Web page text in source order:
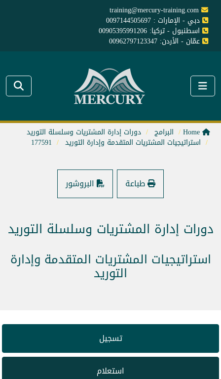
training@mercury-training.com
دبي - الإمارات : 0097144505697
اسطنبول - تركيا: 00905395991206
عمّان - الأردن: 00962797123347
البرامج دورات إدارة المشتريات وسلسلة التوريد
استراتيجيات المشتريات المتقدمة وإدارة التوريد 177591
طباعة البروشور
دورات إدارة المشتريات وسلسلة التوريد
استراتيجيات المشتريات المتقدمة وإدارة
التوريد
تسجيل
استعلام